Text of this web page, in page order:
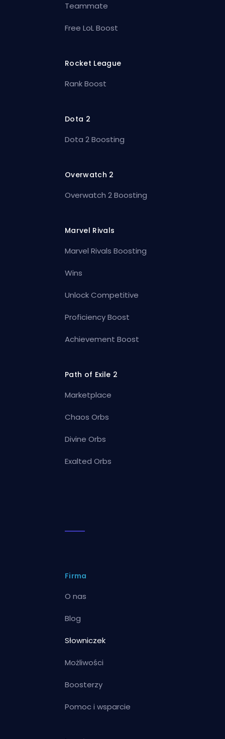
Teammate
Free LoL Boost
Rocket League
Rank Boost
Dota 2
Dota 2 Boosting
Overwatch 2
Overwatch 2 Boosting
Marvel Rivals
Marvel Rivals Boosting
Wins
Unlock Competitive
Proficiency Boost
Achievement Boost
Path of Exile 2
Marketplace
Chaos Orbs
Divine Orbs
Exalted Orbs
Firma
O nas
Blog
Słowniczek
Możliwości
Boosterzy
Pomoc i wsparcie